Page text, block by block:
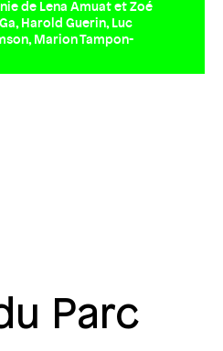
de Lena Amuat et Zoé
Harold Guerin, Luc
Marion Tampon-
Parc